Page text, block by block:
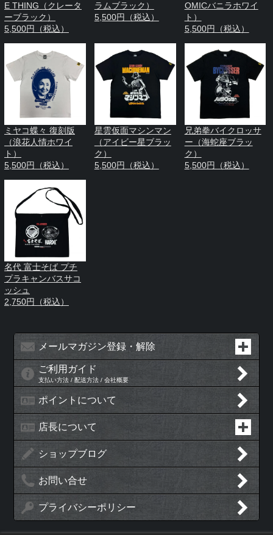
E THING（クレータ
ーブラック）
5,500円（税込）
ラムブラック）
5,500円（税込）
OMICバニラホワイ
ト）
5,500円（税込）
ミヤコ蝶々 復刻版
（浪花人情ホワイ
ト）
5,500円（税込）
星雲仮面マシンマン
（アイビー星ブラッ
ク）
5,500円（税込）
兄弟拳バイクロッサ
ー（海蛇座ブラッ
ク）
5,500円（税込）
名代 富士そば プチ
プラキャンバスサコ
ッシュ
2,750円（税込）
メールマガジン登録・解除
ご利用ガイド
支払い方法 / 配送方法 / 会社概要
ポイントについて
店長について
ショップブログ
お問い合せ
プライバシーポリシー